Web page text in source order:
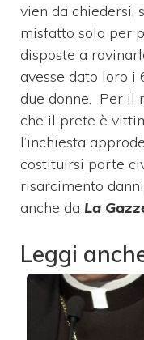
vien da chiedersi,
misfatto solo per
disposte a
avesse dato loro
due donne. Per il
che il prete è
l’inchiesta
costituirsi parte
risarcimento
anche da La
Leggi